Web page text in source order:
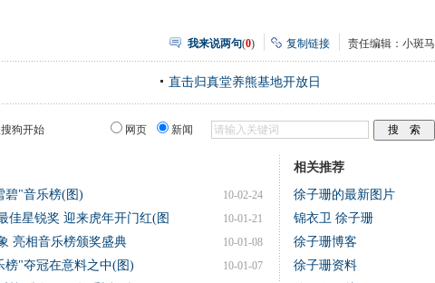
我来说两句(0) 复制链接 责任编辑：小斑马
直击归真堂养熊基地开放日
狗开始 网页 新闻
10-02-24
碧"音乐榜(图)
10-01-21
佳星锐奖 迎来虎年开门红(图
10-01-08
亮相音乐榜颁奖盛典
10-01-07
榜"夺冠在意料之中(图)
相关推荐
徐子珊的最新图片
锦衣卫 徐子珊
徐子珊博客
徐子珊资料